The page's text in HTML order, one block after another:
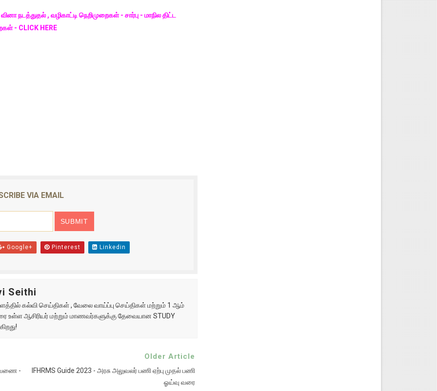
நடத்துதல் , வழிகாட்டி நெறிமுறைகள் - சார்பு - மாநில திட்ட
- CLICK HERE
VIA EMAIL
Google+ Pinterest Linkedin
Seithi
கல்வி செய்திகள் , வேலை வாய்ப்பு செய்திகள் மற்றும் 1 ஆம்
உள்ள ஆசிரியர் மற்றும் மாணவர்களுக்கு தேவையான STUDY
-
Older Article
IFHRMS Guide 2023 - அரசு அலுவலர் பணி ஏற்பு முதல் பணி
ஓய்வு வரை